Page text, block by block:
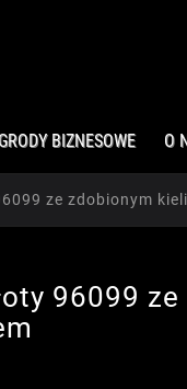
BIZNESOWE O
ze zdobionym
96099 ze